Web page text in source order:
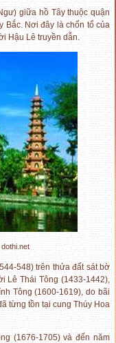
giữa hồ Tây thuộc quận
Bắc. Nơi đây là chốn tổ của
Hậu Lê truyền dẫn.
548) trên thửa đất sát bờ
Lê Thái Tông (1433-1442),
Tông (1600-1619), do bãi
từng tồn tại cung Thúy Hoa
(1676-1705) và đến năm